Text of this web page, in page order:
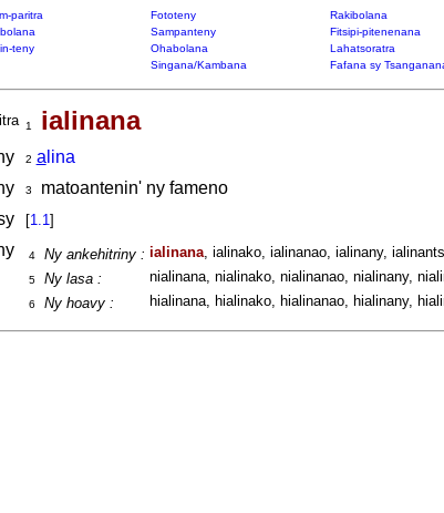
paritra Fototeny Rakibolana
Sampanteny Fitsipi-pitenenana
teny Ohabolana Lahatsoratra
Singana/Kambana Fafana sy
1 ialinana
2 a lina
3
matoantenin' ny fameno
[1.1]
4 Ny ankehitriny : ialinana, ialinako, ialinanao, ialinany,
5 Ny lasa : nialinana, nialinako, nialinanao, nialinany,
6 Ny hoavy : hialinana, hialinako, hialinanao, hialinany,